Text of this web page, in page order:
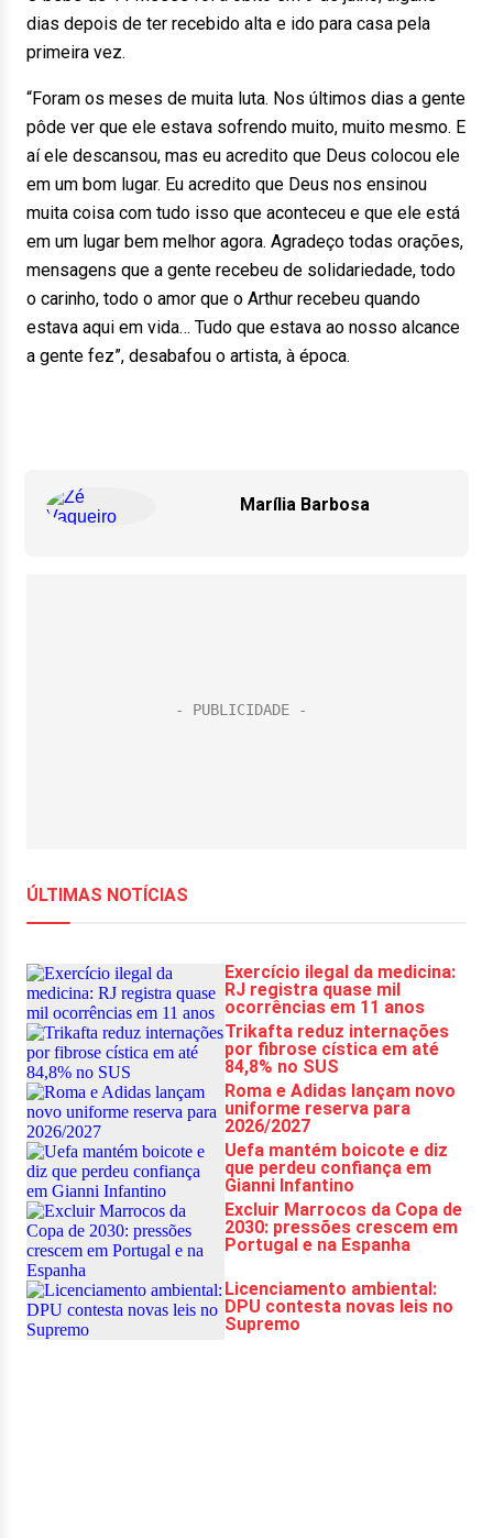
dias depois de ter recebido alta e ido para casa pela
primeira vez.
“Foram os meses de muita luta. Nos últimos dias a gente
pôde ver que ele estava sofrendo muito, muito mesmo. E
aí ele descansou, mas eu acredito que Deus colocou ele
em um bom lugar. Eu acredito que Deus nos ensinou
muita coisa com tudo isso que aconteceu e que ele está
em um lugar bem melhor agora. Agradeço todas orações,
mensagens que a gente recebeu de solidariedade, todo
o carinho, todo o amor que o Arthur recebeu quando
estava aqui em vida… Tudo que estava ao nosso alcance
a gente fez”, desabafou o artista, à época.
Marília Barbosa